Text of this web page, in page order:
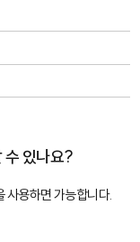
수 있나요?
사용하면 가능합니다.